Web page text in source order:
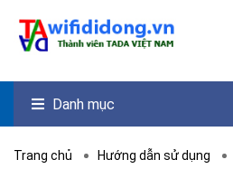
Danh mục
Trang chủ Hướng dẫn sử dụng